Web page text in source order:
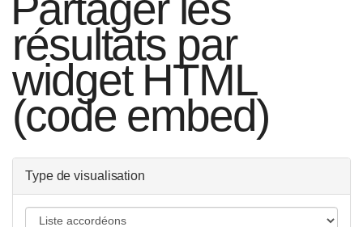
résultats par
widget HTML
(code embed)
Type de visualisation